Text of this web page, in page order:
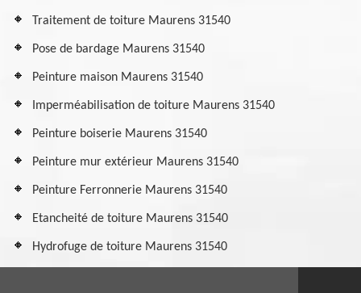
Traitement de toiture Maurens 31540
Pose de bardage Maurens 31540
Peinture maison Maurens 31540
Imperméabilisation de toiture Maurens 31540
Peinture boiserie Maurens 31540
Peinture mur extérieur Maurens 31540
Peinture Ferronnerie Maurens 31540
Etancheité de toiture Maurens 31540
Hydrofuge de toiture Maurens 31540